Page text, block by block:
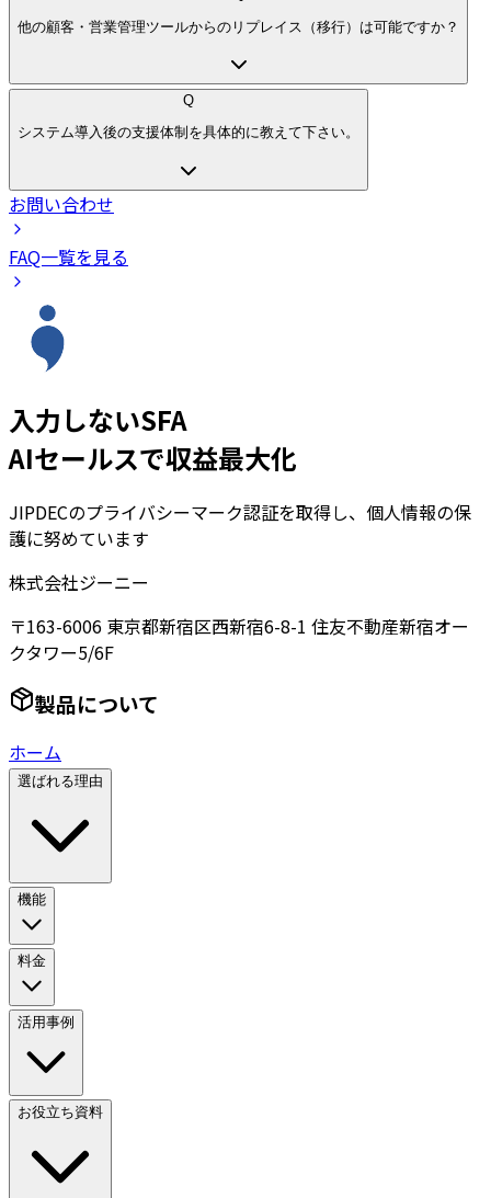
他の顧客・営業管理ツールからのリプレイス（移行）は可能ですか？
Q
システム導入後の支援体制を具体的に教えて下さい。
お問い合わせ
FAQ一覧を見る
入力しないSFA
AIセールスで収益最大化
JIPDECのプライバシーマーク認証を取得し、個人情報の保
護に努めています
株式会社ジーニー
〒163-6006 東京都新宿区西新宿6-8-1 住友不動産新宿オー
クタワー5/6F
製品について
ホーム
選ばれる理由
機能
料金
活用事例
お役立ち資料